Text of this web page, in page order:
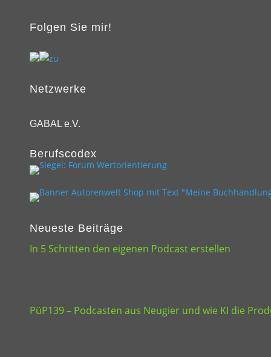
Folgen Sie mir!
Netzwerke
GABAL e.V.
Berufscodex
Neueste Beiträge
In 5 Schritten den eigenen Podcast erstellen
PüP139 – Podcasten aus Neugier und wie KI die